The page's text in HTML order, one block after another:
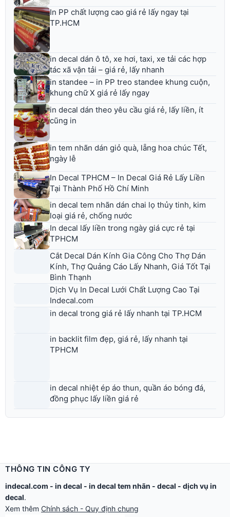
In PP chất lượng cao giá rẻ lấy ngay tại
TP.HCM
in decal dán ô tô, xe hơi, taxi, xe tải các hợp
tác xã vận tải – giá rẻ, lấy nhanh
in standee – in PP treo standee khung cuộn,
khung chữ X giá rẻ lấy ngay
in decal dán theo yêu cầu giá rẻ, lấy liền, ít
cũng in
in tem nhãn dán giỏ quà, lẵng hoa chúc Tết,
ngày lễ
In Decal TPHCM – In Decal Giá Rẻ Lấy Liền
Tại Thành Phố Hồ Chí Minh
in decal tem nhãn dán chai lọ thủy tinh, kim
loại giá rẻ, chống nước
In decal lấy liền trong ngày giá cực rẻ tại
TPHCM
Cắt Decal Dán Kính Gia Công Cho Thợ Dán
Kính, Thợ Quảng Cáo Lấy Nhanh, Giá Tốt Tại
Bình Thạnh
Dịch Vụ In Decal Lưới Chất Lượng Cao Tại
Indecal.com
in decal trong giá rẻ lấy nhanh tại TP.HCM
in backlit film đẹp, giá rẻ, lấy nhanh tại
TPHCM
in decal nhiệt ép áo thun, quần áo bóng đá,
đồng phục lấy liền giá rẻ
THÔNG TIN CÔNG TY
indecal.com -in decal-in decal tem nhãn